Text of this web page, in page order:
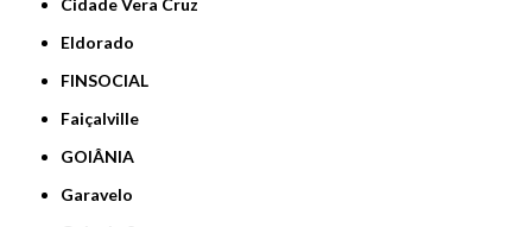
Eldorado
FINSOCIAL
Faiçalville
GOIÂNIA
Garavelo